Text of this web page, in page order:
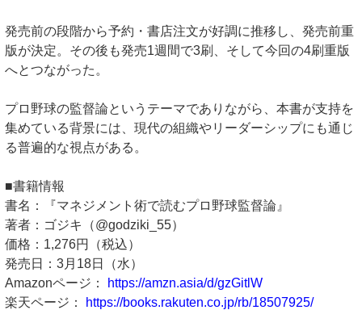
発売前の段階から予約・書店注文が好調に推移し、発売前重
版が決定。その後も発売1週間で3刷、そして今回の4刷重版
へとつながった。
プロ野球の監督論というテーマでありながら、本書が支持を
集めている背景には、現代の組織やリーダーシップにも通じ
る普遍的な視点がある。
■書籍情報
書名：『マネジメント術で読むプロ野球監督論』
著者：ゴジキ（@godziki_55）
価格：1,276円（税込）
発売日：3月18日（水）
Amazonページ：
https://amzn.asia/d/gzGitlW
楽天ページ：
https://books.rakuten.co.jp/rb/18507925/